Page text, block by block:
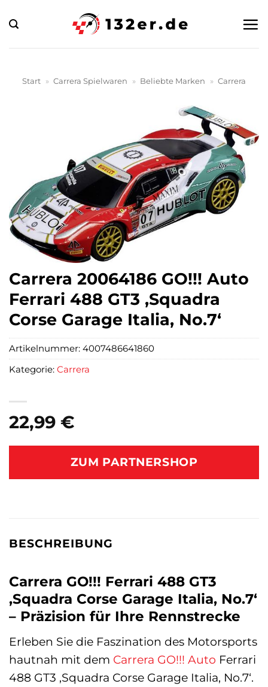
Inhalt
springen
Start » Carrera Spielwaren » Beliebte Marken » Carrera
Carrera 20064186 GO!!! Auto
Ferrari 488 GT3 ‚Squadra
Corse Garage Italia, No.7‘
22,99 €
ZUM PARTNERSHOP
Artikelnummer: 4007486641860
Kategorie: Carrera
BESCHREIBUNG
Carrera GO!!! Ferrari 488 GT3
‚Squadra Corse Garage Italia, No.7‘
– Präzision für Ihre Rennstrecke
Erleben Sie die Faszination des Motorsports
hautnah mit dem Carrera GO!!! Auto Ferrari
488 GT3 ‚Squadra Corse Garage Italia, No.7‘.